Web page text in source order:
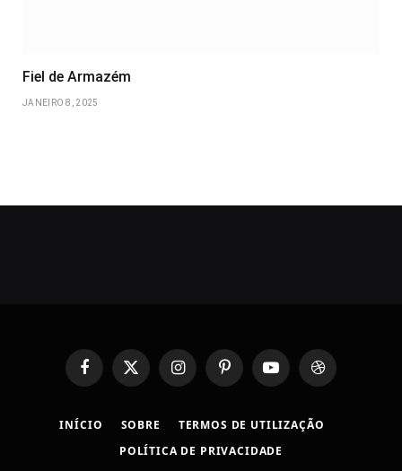
Fiel de Armazém
JANEIRO 8, 2025
FacebookX
(Twitter)
InstagramPinterestYouTubeDribbble
INÍCIO SOBRE
TERMOS DE UTILIZAÇÃO
POLÍTICA DE PRIVACIDADE